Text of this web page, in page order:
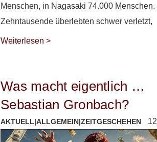
Menschen, in Nagasaki 74.000 Menschen.
Zehntausende überlebten schwer verletzt,
Weiterlesen >
Was macht eigentlich …
Sebastian Gronbach?
AKTUELL|ALLGEMEIN|ZEITGESCHEHEN